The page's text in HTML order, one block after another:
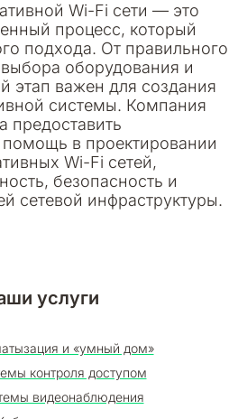
Wi-Fi сети — это
процесс, который
подхода. От правильного
оборудования и
этап важен для создания
системы. Компания
предоставить
в проектировании
Wi-Fi сетей,
безопасность и
сетевой инфраструктуры.
услуги
и «умный дом»
контроля доступом
видеонаблюдения